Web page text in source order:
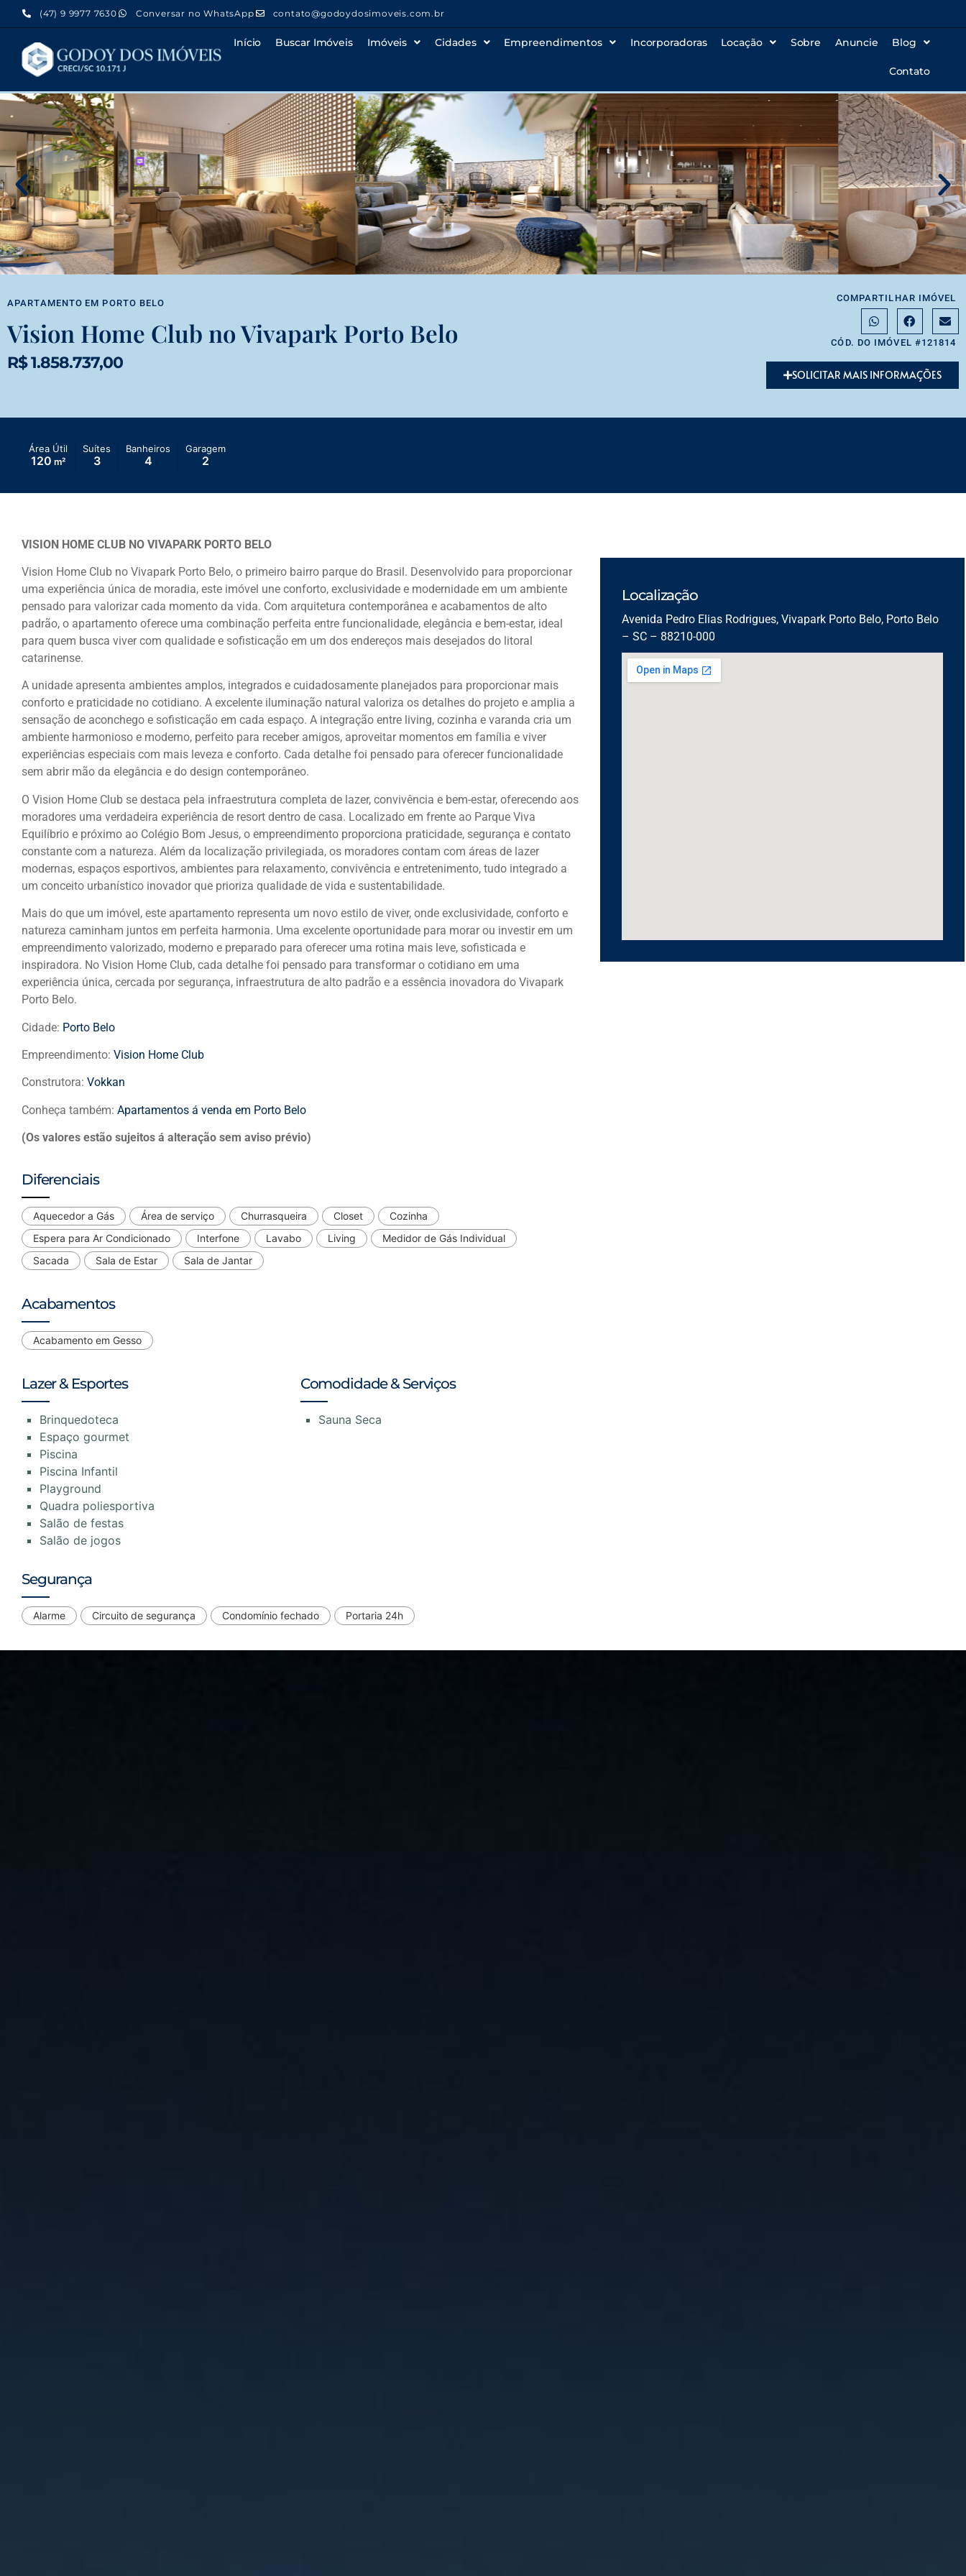
(47) 9 9977 7630 Conversar no WhatsApp contato@godoydosimoveis.com.br
Início Buscar Imóveis Imóveis Cidades Empreendimentos Incorporadoras Locação Sobre Anuncie Blog
Contato
APARTAMENTO EM PORTO BELO
Vision Home Club no Vivapark Porto Belo
R$ 1.858.737,00
COMPARTILHAR IMÓVEL
CÓD. DO IMÓVEL #121814
SOLICITAR MAIS INFORMAÇÕES
Área Útil
120 m²
Suítes
3
Banheiros
4
Garagem
2
VISION HOME CLUB NO VIVAPARK PORTO BELO
Vision Home Club no Vivapark Porto Belo, o primeiro bairro parque do Brasil. Desenvolvido para proporcionar
uma experiência única de moradia, este imóvel une conforto, exclusividade e modernidade em um ambiente
pensado para valorizar cada momento da vida. Com arquitetura contemporânea e acabamentos de alto
padrão, o apartamento oferece uma combinação perfeita entre funcionalidade, elegância e bem-estar, ideal
para quem busca viver com qualidade e sofisticação em um dos endereços mais desejados do litoral
catarinense.
A unidade apresenta ambientes amplos, integrados e cuidadosamente planejados para proporcionar mais
conforto e praticidade no cotidiano. A excelente iluminação natural valoriza os detalhes do projeto e amplia a
sensação de aconchego e sofisticação em cada espaço. A integração entre living, cozinha e varanda cria um
ambiente harmonioso e moderno, perfeito para receber amigos, aproveitar momentos em família e viver
experiências especiais com mais leveza e conforto. Cada detalhe foi pensado para oferecer funcionalidade
sem abrir mão da elegância e do design contemporâneo.
O Vision Home Club se destaca pela infraestrutura completa de lazer, convivência e bem-estar, oferecendo aos
moradores uma verdadeira experiência de resort dentro de casa. Localizado em frente ao Parque Viva
Equilíbrio e próximo ao Colégio Bom Jesus, o empreendimento proporciona praticidade, segurança e contato
constante com a natureza. Além da localização privilegiada, os moradores contam com áreas de lazer
modernas, espaços esportivos, ambientes para relaxamento, convivência e entretenimento, tudo integrado a
um conceito urbanístico inovador que prioriza qualidade de vida e sustentabilidade.
Mais do que um imóvel, este apartamento representa um novo estilo de viver, onde exclusividade, conforto e
natureza caminham juntos em perfeita harmonia. Uma excelente oportunidade para morar ou investir em um
empreendimento valorizado, moderno e preparado para oferecer uma rotina mais leve, sofisticada e
inspiradora. No Vision Home Club, cada detalhe foi pensado para transformar o cotidiano em uma
experiência única, cercada por segurança, infraestrutura de alto padrão e a essência inovadora do Vivapark
Porto Belo.
Cidade: Porto Belo
Empreendimento: Vision Home Club
Construtora: Vokkan
Conheça também: Apartamentos á venda em Porto Belo
(Os valores estão sujeitos á alteração sem aviso prévio)
Diferenciais
Aquecedor a Gás Área de serviço Churrasqueira Closet
Cozinha
Espera para Ar Condicionado
Interfone Lavabo Living
Medidor de Gás Individual
Sacada
Sala de Estar Sala de Jantar
Acabamentos
Acabamento em Gesso
Lazer & Esportes
Brinquedoteca
Espaço gourmet
Piscina
Piscina Infantil
Playground
Quadra poliesportiva
Salão de festas
Salão de jogos
Comodidade & Serviços
Sauna Seca
Segurança
Alarme Circuito de segurança Condomínio fechado Portaria 24h
Localização
Avenida Pedro Elias Rodrigues, Vivapark Porto Belo, Porto Belo
– SC – 88210-000